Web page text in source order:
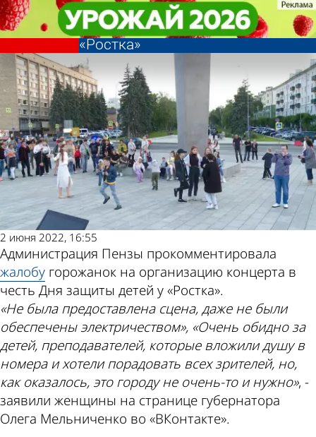
Пензячкам объяснили отсутствие
сцены на детском празднике у
«Ростка»
Культура
2 июня 2022, 16:55
Администрация Пензы прокомментировала
жалобу горожанок на организацию концерта в
честь Дня защиты детей у «Ростка».
«Не была предоставлена сцена, даже не были
обеспечены электричеством», «Очень обидно за
детей, преподавателей, которые вложили душу в
номера и хотели порадовать всех зрителей, но,
как оказалось, это городу не очень-то и нужно», -
заявили женщины на странице губернатора
Олега Мельниченко во «ВКонтакте».
Пензячкам объяснили отсутствие
сцены на детском празднике у
«Ростка»
Культура
Другие новости
по теме
Погода и курсы
валют в Пензе